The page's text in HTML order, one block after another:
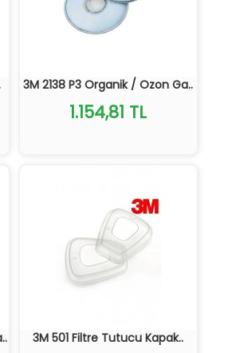
3M 2138 P3 Organik / Ozon Ga..
1.154,81 TL
3M 501 Filtre Tutucu Kapak..